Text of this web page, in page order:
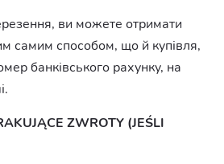
ви можете отримати
самим способом, що й купівля,
банківського рахунку, на
ZWROTY (JEŚLI